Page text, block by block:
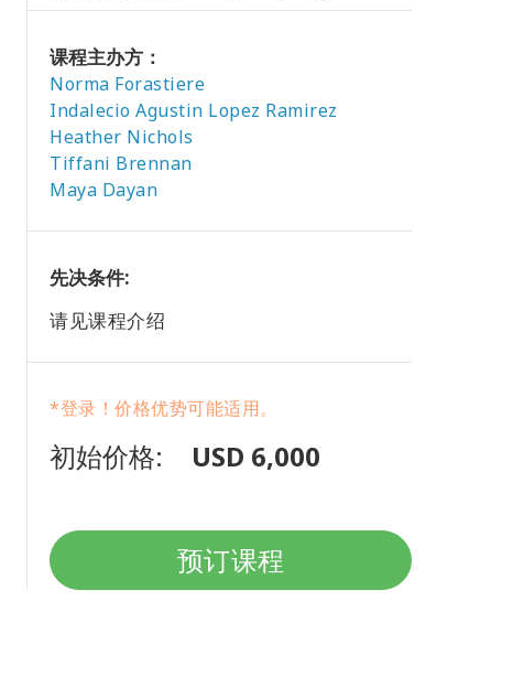
课程主办方：
Norma Forastiere
Indalecio Agustin Lopez Ramirez
Heather Nichols
Tiffani Brennan
Maya Dayan
先决条件:
请见课程介绍
*登录！价格优势可能适用。
初始价格: USD 6,000
预订课程